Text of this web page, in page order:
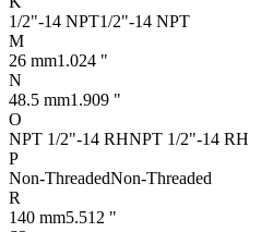
1/2"-14 NPT1/2"-14 NPT
M
26 mm1.024 "
N
48.5 mm1.909 "
O
NPT 1/2"-14 RHNPT 1/2"-14 RH
P
Non-ThreadedNon-Threaded
R
140 mm5.512 "